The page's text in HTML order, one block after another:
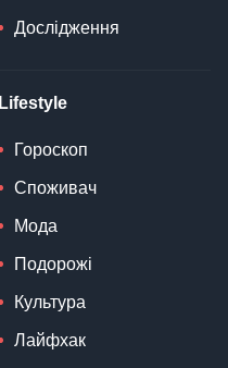
Дослідження
Lifestyle
Гороскоп
Споживач
Мода
Подорожі
Культура
Лайфхак